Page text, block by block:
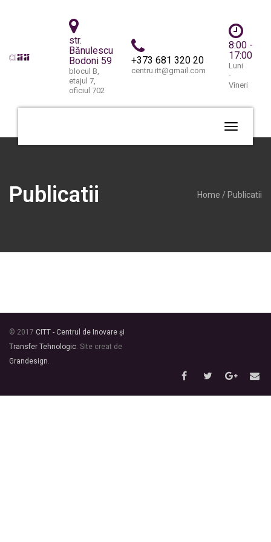
str.
Bănulescu
Bodoni 59
blocul B,
etajul 7,
oficiul 702
+373 681 320 20
centru.itt@gmail.com
8:00 -
17:00
Luni
-
Vineri
Publicatii Home / Publicatii
© 2017 CITT - Centrul de Inovare și
Transfer Tehnologic. Site creat de
Grandesign.